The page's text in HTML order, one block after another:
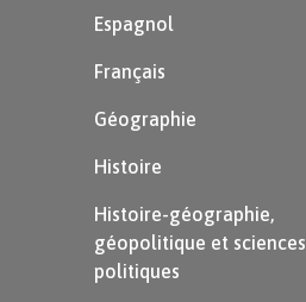
Espagnol
Français
Géographie
Histoire
Histoire-géographie,
géopolitique et sciences
politiques